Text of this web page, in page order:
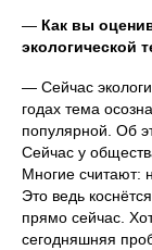
— Как вы
экологической
— Сейчас
годах тема
популярной. Об
Сейчас у
Многие считают:
Это ведь
прямо сейчас.
сегодняшняя